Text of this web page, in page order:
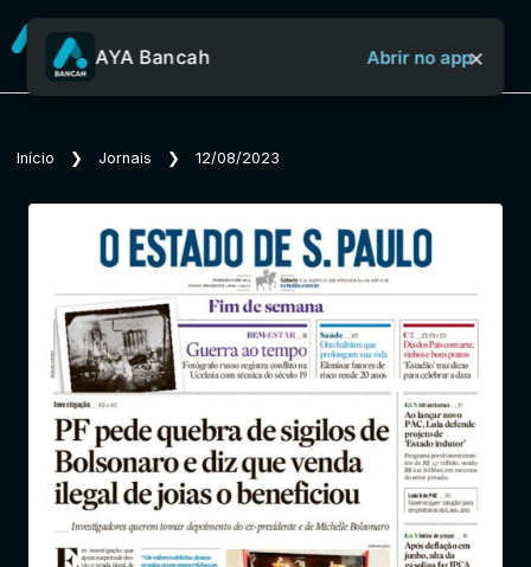
Sobre o Aya Bancah
Início
Revistas
Jornais
Notícias
AYA Bancah Abrir no app×
Início ❯ Jornais ❯ 12/08/2023